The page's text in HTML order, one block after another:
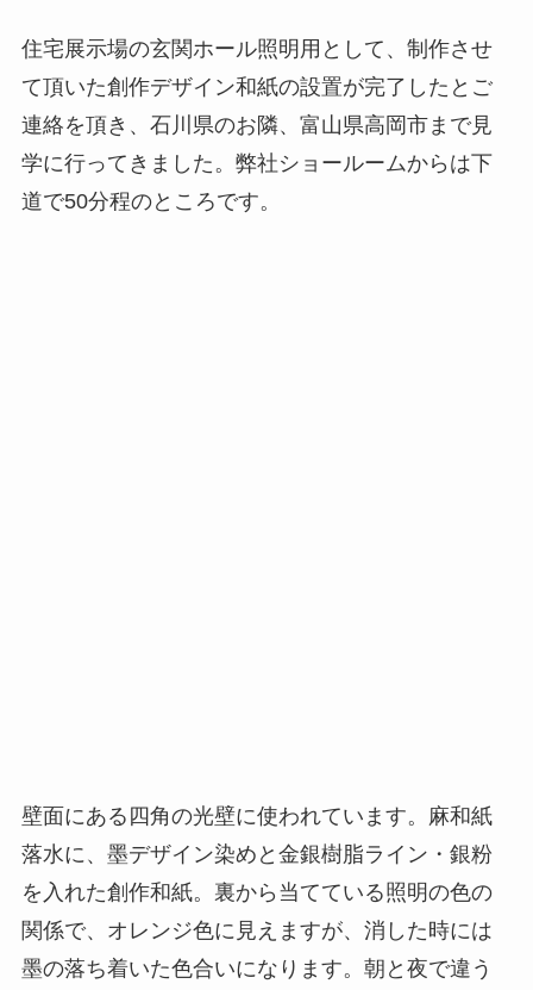
住宅展示場の玄関ホール照明用として、制作させ
て頂いた創作デザイン和紙の設置が完了したとご
連絡を頂き、石川県のお隣、富山県高岡市まで見
学に行ってきました。弊社ショールームからは下
道で50分程のところです。
壁面にある四角の光壁に使われています。麻和紙
落水に、墨デザイン染めと金銀樹脂ライン・銀粉
を入れた創作和紙。裏から当てている照明の色の
関係で、オレンジ色に見えますが、消した時には
墨の落ち着いた色合いになります。朝と夜で違う